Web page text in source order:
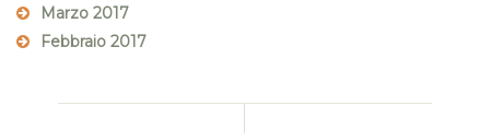
Marzo 2017
Febbraio 2017